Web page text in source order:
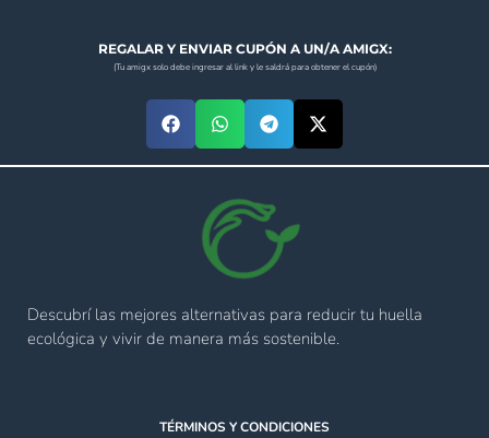
REGALAR Y ENVIAR CUPÓN A UN/A AMIGX:
(Tu amigx solo debe ingresar al link y le saldrá para obtener el cupón)
Descubrí las mejores alternativas para reducir tu huella
ecológica y vivir de manera más sostenible.
TÉRMINOS Y CONDICIONES